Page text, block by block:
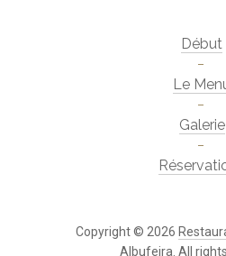
Début
Le
Galerie
Copyright © 2026
Albufeira . All